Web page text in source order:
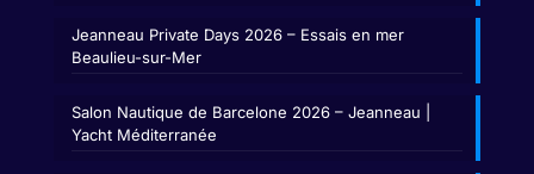
Jeanneau Private Days 2026 – Essais en mer
Beaulieu-sur-Mer
Salon Nautique de Barcelone 2026 – Jeanneau |
Yacht Méditerranée